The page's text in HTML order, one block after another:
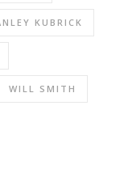
KUBRICK
WILL SMITH